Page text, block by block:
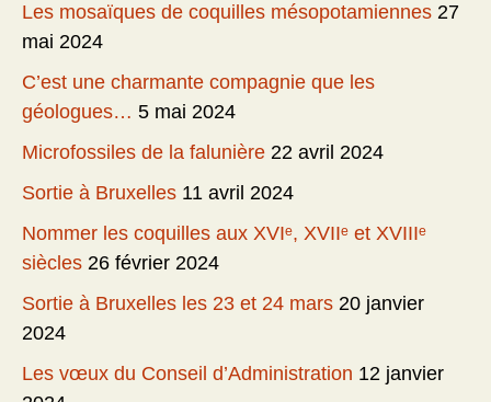
Les mosaïques de coquilles mésopotamiennes 27
mai 2024
C’est une charmante compagnie que les
géologues… 5 mai 2024
Microfossiles de la falunière 22 avril 2024
Sortie à Bruxelles 11 avril 2024
Nommer les coquilles aux XVIᵉ, XVIIᵉ et XVIIIᵉ
siècles 26 février 2024
Sortie à Bruxelles les 23 et 24 mars 20 janvier
2024
Les vœux du Conseil d’Administration 12 janvier